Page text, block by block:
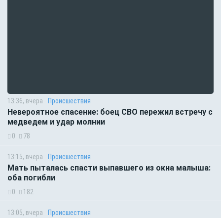
13:36, вчера Происшествия
Невероятное спасение: боец СВО пережил встречу с
медведем и удар молнии
0 78
13:15, вчера Происшествия
Мать пыталась спасти выпавшего из окна малыша:
оба погибли
0 182
13:05, вчера Происшествия